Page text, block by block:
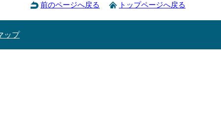
前のページへ戻る トップページへ戻る
ップ